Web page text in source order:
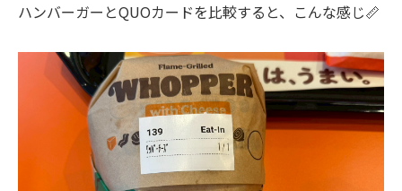
ハンバーガーとQUOカードを比較すると、こんな感じ📏